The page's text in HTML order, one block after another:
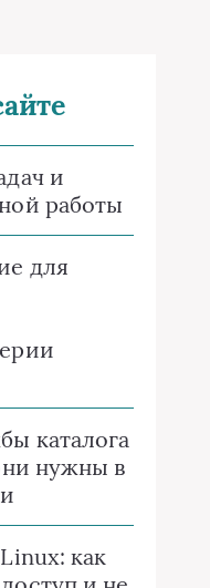
и
работы
для
каталога
нужны в
как